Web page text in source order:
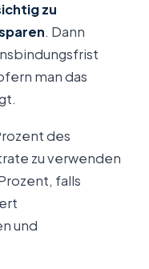
zu
. Dann
man das
des
zu verwenden
falls
und